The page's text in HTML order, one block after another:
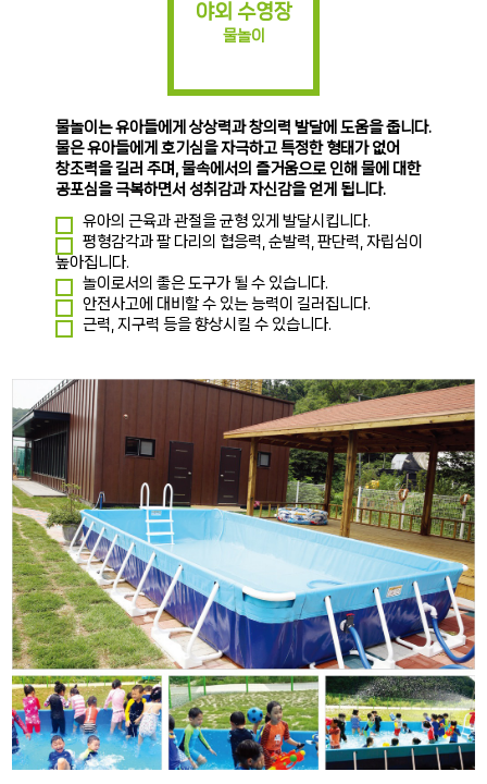
야외 수영장
물놀이
물놀이는 유아들에게 상상력과 창의력 발달에 도움을 줍니다.
물은 유아들에게 호기심을 자극하고 특정한 형태가 없어
창조력을 길러 주며, 물속에서의 즐거움으로 인해 물에 대한
공포심을 극복하면서 성취감과 자신감을 얻게 됩니다.
유아의 근육과 관절을 균형 있게 발달시킵니다.
평형감각과 팔 다리의 협응력, 순발력, 판단력, 자립심이
높아집니다.
놀이로서의 좋은 도구가 될 수 있습니다.
안전사고에 대비할 수 있는 능력이 길러집니다.
근력, 지구력 등을 향상시킬 수 있습니다.